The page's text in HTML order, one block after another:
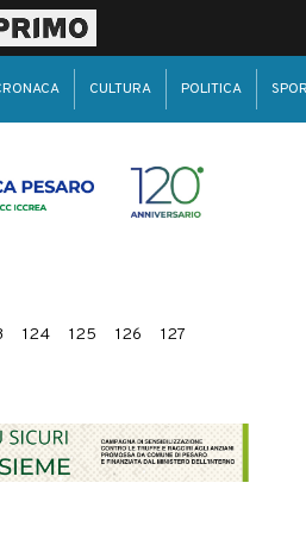
CULTURA POLITICA
124 125 126 127